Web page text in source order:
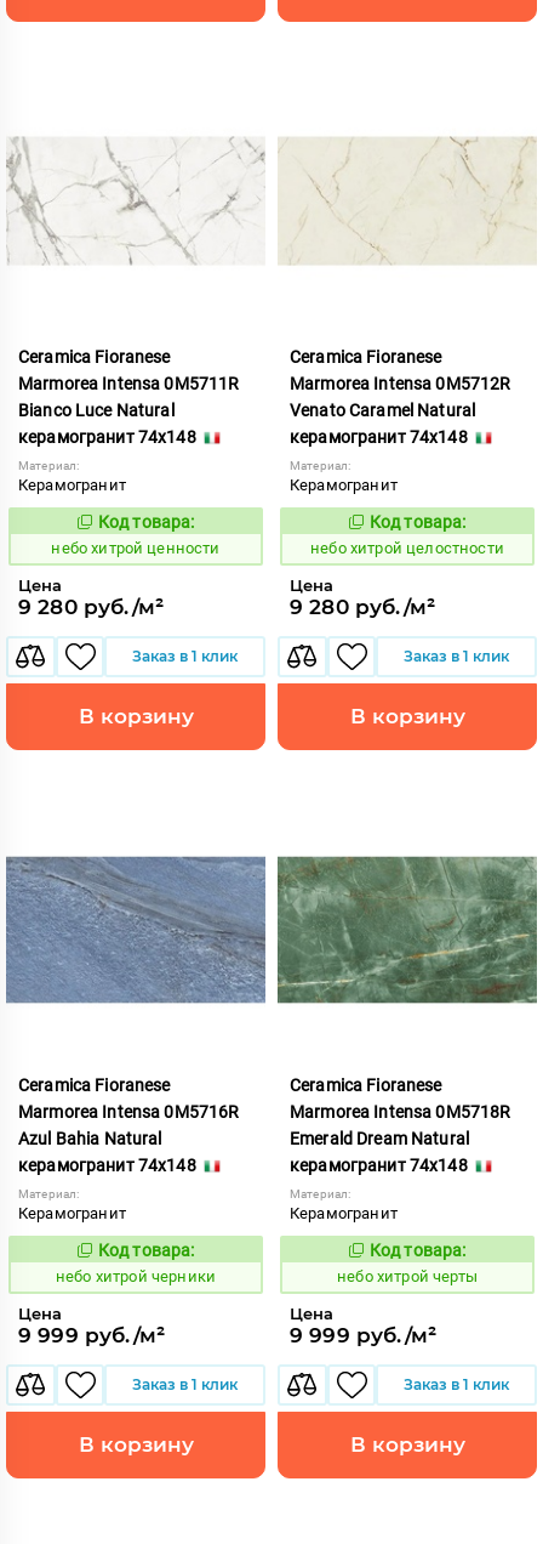
Ceramica Fioranese
Marmorea Intensa 0M5711R
Bianco Luce Natural
керамогранит 74x148
Материал:
Керамогранит
1123492
Код товара:
небо хитрой ценности
Цена
9 280 руб./м²
Заказ в 1 клик
В корзину
Ceramica Fioranese
Marmorea Intensa 0M5712R
Venato Caramel Natural
керамогранит 74x148
Материал:
Керамогранит
1123493
Код товара:
небо хитрой целостности
Цена
9 280 руб./м²
Заказ в 1 клик
В корзину
Ceramica Fioranese
Marmorea Intensa 0M5716R
Azul Bahia Natural
керамогранит 74x148
Материал:
Керамогранит
1123494
Код товара:
небо хитрой черники
Цена
9 999 руб./м²
Заказ в 1 клик
В корзину
Ceramica Fioranese
Marmorea Intensa 0M5718R
Emerald Dream Natural
керамогранит 74x148
Материал:
Керамогранит
1123495
Код товара:
небо хитрой черты
Цена
9 999 руб./м²
Заказ в 1 клик
В корзину